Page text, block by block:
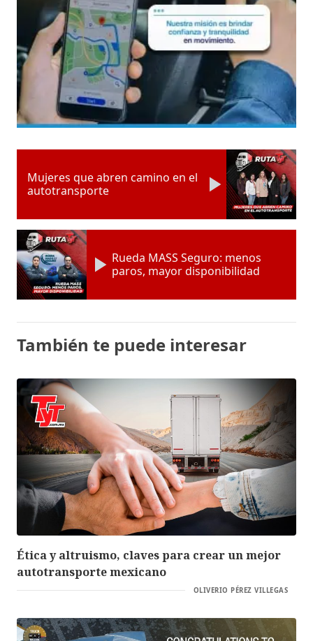
Mujeres que abren camino en el
autotransporte
Rueda MASS Seguro: menos
paros, mayor disponibilidad
También te puede interesar
Ética y altruismo, claves para crear un mejor
autotransporte mexicano
OLIVERIO PÉREZ VILLEGAS